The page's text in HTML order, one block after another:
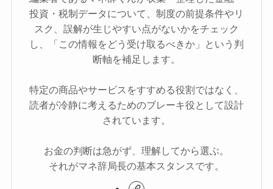
投資・税制データについて、制度の前提条件やリ
スク、誤解が生じやすい点がないかをチェック
し、「この情報をどう受け取るべきか」という判
断軸を補足します。
特定の商品やサービスをすすめる役割ではなく、
読者が冷静に考えるためのブレーキ役として設計
されています。
お金の判断は急がず、理解してから選ぶ。
それがマネ辞局長の基本スタンスです。